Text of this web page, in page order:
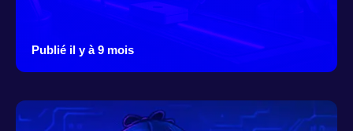
Publié il y à 9 mois